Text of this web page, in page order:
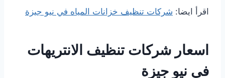
اقرأ ايضا: شركات تنظيف خزانات المياه في نيو جيزة
اسعار شركات تنظيف الانتريهات
في نيو جيزة